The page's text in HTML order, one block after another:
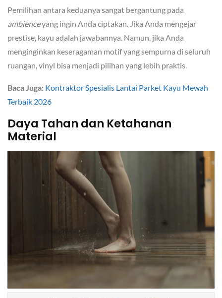
Pemilihan antara keduanya sangat bergantung pada
ambienceyang ingin Anda ciptakan. Jika Anda mengejar
prestise, kayu adalah jawabannya. Namun, jika Anda
menginginkan keseragaman motif yang sempurna di seluruh
ruangan, vinyl bisa menjadi pilihan yang lebih praktis.
Baca Juga: Kontraktor Spesialis Lantai Parket Kayu Mewah
Terbaik 2026
Daya Tahan dan Ketahanan
Material